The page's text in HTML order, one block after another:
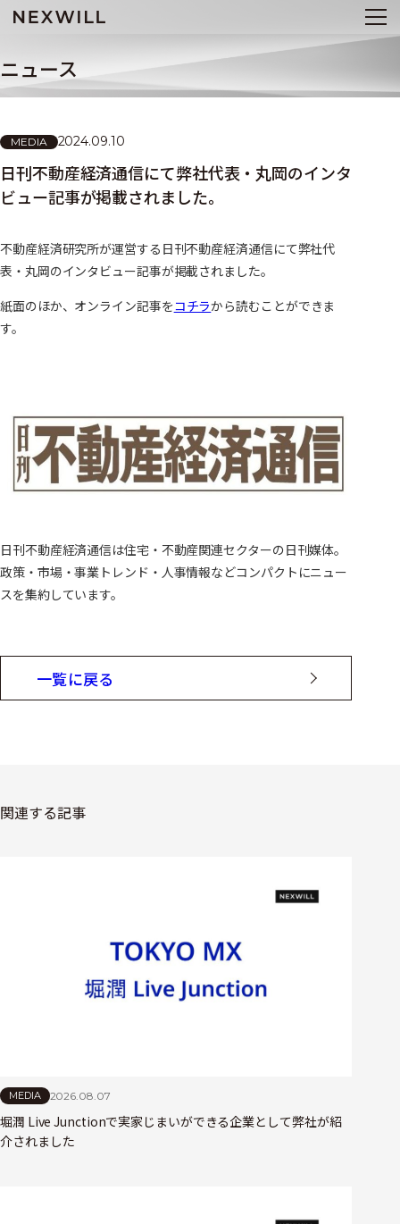
ニュース
MEDIA 2024.09.10
日刊不動産経済通信にて弊社代表・丸岡のインタ
ビュー記事が掲載されました。
不動産経済研究所が運営する日刊不動産経済通信にて弊社代
表・丸岡のインタビュー記事が掲載されました。
紙面のほか、オンライン記事をコチラから読むことができま
す。
日刊不動産経済通信は住宅・不動産関連セクターの日刊媒体。
政策・市場・事業トレンド・人事情報などコンパクトにニュー
スを集約しています。
一覧に戻る
関連する記事
MEDIA 2026.08.07
堀潤 Live Junctionで実家じまいができる企業として弊社が紹
介されました